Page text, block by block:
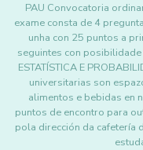
PAU Convocatoria
exame consta de 4
unha con 25 puntos a
seguintes con posibilidade
ESTATÍSTICA E
universitarias son
alimentos e bebidas en
puntos de encontro para
pola dirección da cafetería